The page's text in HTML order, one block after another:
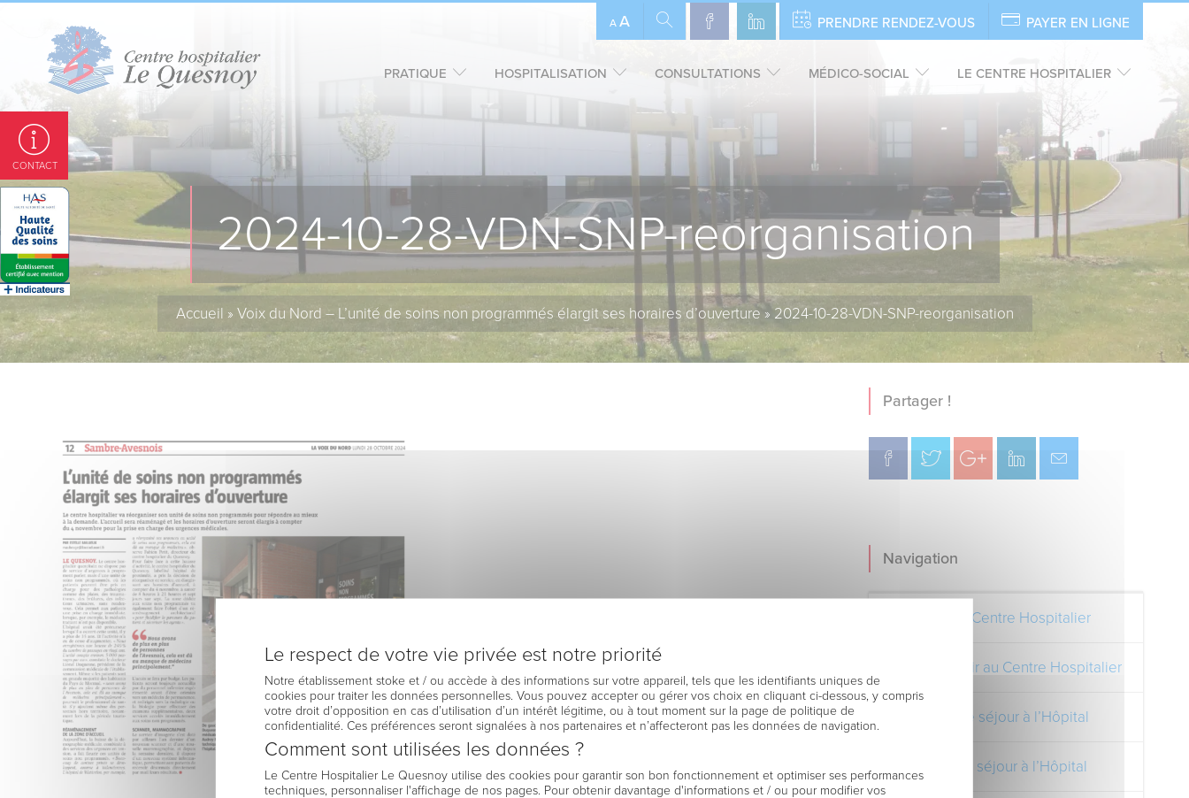
AA PRENDRE RENDEZ-VOUS PAYER EN LIGNE
PRATIQUE HOSPITALISATION CONSULTATIONS MÉDICO-SOCIAL LE CENTRE HOSPITALIER
2024-10-28-VDN-SNP-reorganisation
Accueil » Voix du Nord – L’unité de soins non programmés élargit ses horaires d’ouverture » 2024-10-28-VDN-SNP-reorganisation
Partager !
Navigation
Découvrez le Centre Hospitalier
Comment venir au Centre Hospitalier
Préparer votre séjour à l’Hôpital
Pendant votre séjour à l’Hôpital
CONTACT
Le respect de votre vie privée est notre priorité
Notre établissement stoke et / ou accède à des informations sur votre appareil, tels que les identifiants uniques de
cookies pour traiter les données personnelles. Vous pouvez accepter ou gérer vos choix en cliquant ci-dessous, y compris
votre droit d’opposition en cas d’utilisation d’un intérêt légitime, ou à tout moment sur la page de politique de
confidentialité. Ces préférences seront signalées à nos partenaires et n’affecteront pas les données de navigation.
Comment sont utilisées les données ?
Le Centre Hospitalier Le Quesnoy utilise des cookies pour garantir son bon fonctionnement et optimiser ses performances
techniques, personnaliser l'affichage de nos pages. Pour obtenir davantage d'informations et / ou pour modifier vos